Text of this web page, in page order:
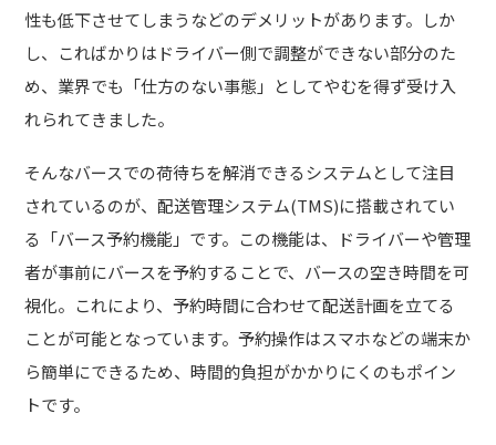
性も低下させてしまうなどのデメリットがあります。しか
し、こればかりはドライバー側で調整ができない部分のた
め、業界でも「仕方のない事態」としてやむを得ず受け入
れられてきました。
そんなバースでの荷待ちを解消できるシステムとして注目
されているのが、配送管理システム(TMS)に搭載されてい
る「バース予約機能」です。この機能は、ドライバーや管理
者が事前にバースを予約することで、バースの空き時間を可
視化。これにより、予約時間に合わせて配送計画を立てる
ことが可能となっています。予約操作はスマホなどの端末か
ら簡単にできるため、時間的負担がかかりにくのもポイン
トです。